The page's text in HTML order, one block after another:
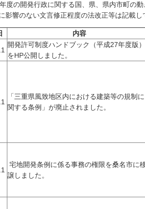
度の開発行政に関する国、県、県内市町の動
影響のない文言修正程度の法改正等は記載し
内容
開発許可制度ハンドブック（平成27年度版）
をHP公開しました。
「三重県風致地区内における建築等の規制に
関する条例」が廃止されました。
宅地開発条例に係る事務の権限を桑名市に
譲しました。